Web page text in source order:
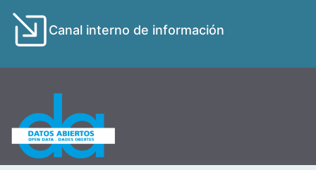
Canal interno de información